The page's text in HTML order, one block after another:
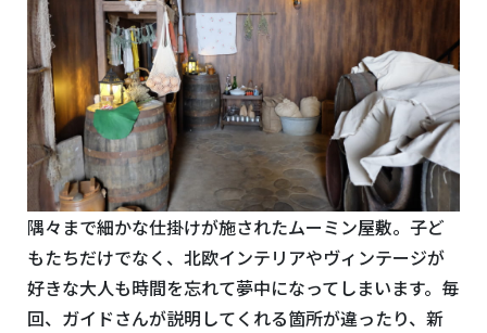
隅々まで細かな仕掛けが施されたムーミン屋敷。子ど
もたちだけでなく、北欧インテリアやヴィンテージが
好きな大人も時間を忘れて夢中になってしまいます。毎
回、ガイドさんが説明してくれる箇所が違ったり、新